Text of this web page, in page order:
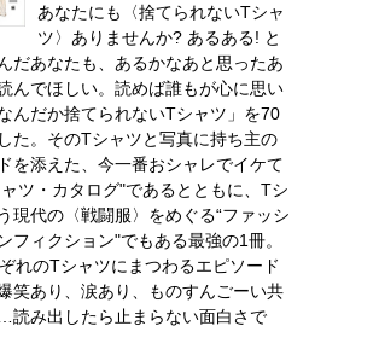
あなたにも〈捨てられないTシャ
ツ〉ありませんか? あるある! と
だあなたも、あるかなあと思ったあ
んでほしい。読めば誰もが心に思い
んだか捨てられないTシャツ」を70
た。そのTシャツと写真に持ち主の
を添えた、今一番おシャレでイケて
ツ・カタログ"であるとともに、Tシ
現代の〈戦闘服〉をめぐる“ファッシ
フィクション"でもある最強の1冊。
れのTシャツにまつわるエピソード
笑あり、涙あり、ものすんごーい共
み出したら止まらない面白さで